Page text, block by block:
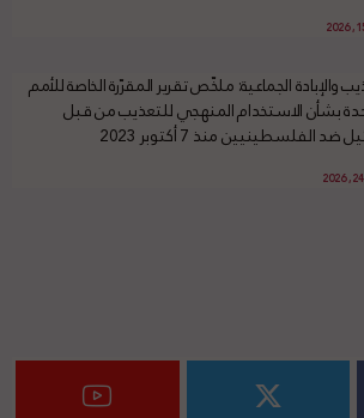
والإبادة الجماعية: ملخّص تقرير المقرّرة الخاصة للأمم
بشأن الاستخدام المنهجي للتعذيب من قبل
ضد الفلسطينيين منذ 7 أكتوبر 2023